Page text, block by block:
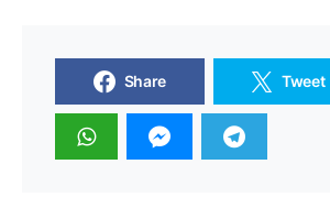
Share Tweet